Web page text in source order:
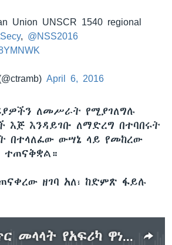
Union UNSCR 1540 regional
, @NSS2016
April 6, 2016
ለመሥራት የሚያገለግሉ
እጅ እንዳይገቡ ለማድረግ በተባበሩት
ውሣኔ ላይ የመከረው
ተጠናቅቋል።
ዘገባ አለ፣ ከድምጽ ፋይሉ
የድንበር ቁጥጥር መላላት የአፍሪካ ዋነኛ የሥጋት ምንጭ መሆኑን አንድ የአሜሪካ ባለሥልጣን አስታወቁ